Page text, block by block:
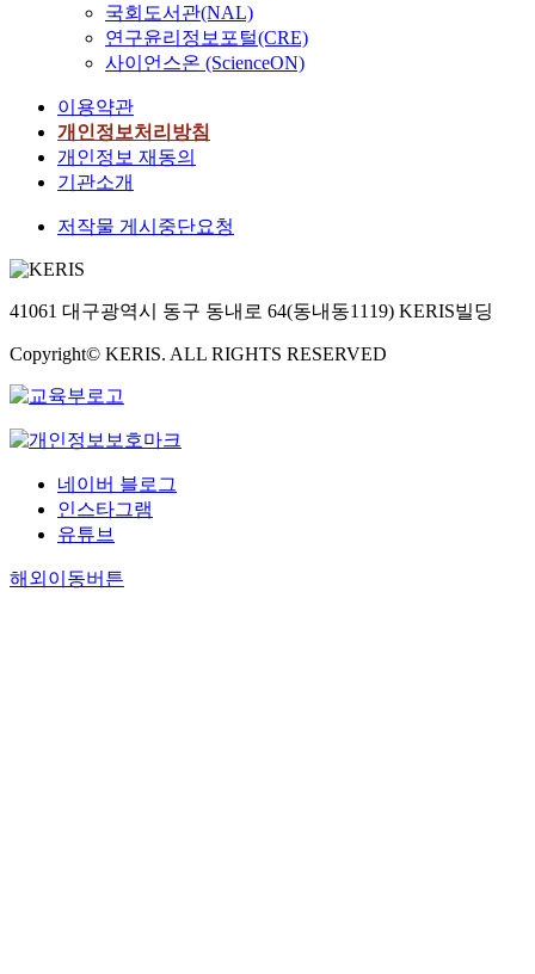
국회도서관(NAL)
연구윤리정보포털(CRE)
사이언스온 (ScienceON)
이용약관
개인정보처리방침
개인정보 재동의
기관소개
저작물 게시중단요청
41061 대구광역시 동구 동내로 64(동내동1119) KERIS빌딩
Copyright© KERIS. ALL RIGHTS RESERVED
네이버 블로그
인스타그램
유튜브
해외이동버튼